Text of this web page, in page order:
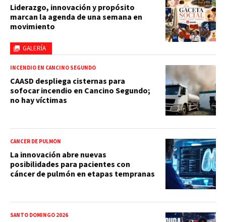
GALERÍA
Liderazgo, innovación y propósito
marcan la agenda de una semana en
movimiento
INCENDIO EN CANCINO SEGUNDO
CAASD despliega cisternas para
sofocar incendio en Cancino Segundo;
no hay víctimas
CÁNCER DE PULMÓN
La innovación abre nuevas
posibilidades para pacientes con
cáncer de pulmón en etapas tempranas
SANTO DOMINGO 2026